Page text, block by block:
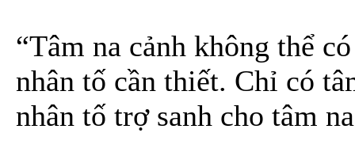
“Tâm na cảnh không thể
nhân tố cần thiết. Chỉ có
nhân tố trợ sanh cho tâm